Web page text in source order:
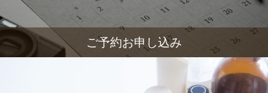
ご予約お申し込み